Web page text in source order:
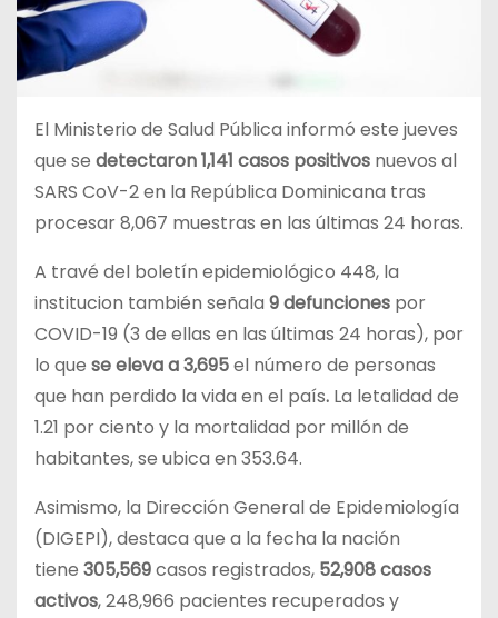
El Ministerio de Salud Pública informó este jueves
que se detectaron 1,141 casos positivos nuevos al
SARS CoV-2 en la República Dominicana tras
procesar 8,067 muestras en las últimas 24 horas.
A travé del boletín epidemiológico 448, la
institucion también señala 9 defunciones por
COVID-19 (3 de ellas en las últimas 24 horas), por
lo que se eleva a 3,695el número de personas
que han perdido la vida en el país. La letalidad de
1.21 por ciento y la mortalidad por millón de
habitantes, se ubica en 353.64.
Asimismo, la Dirección General de Epidemiología
(DIGEPI), destaca que a la fecha la nación
tiene 305,569casos registrados, 52,908 casos
activos, 248,966 pacientes recuperados y